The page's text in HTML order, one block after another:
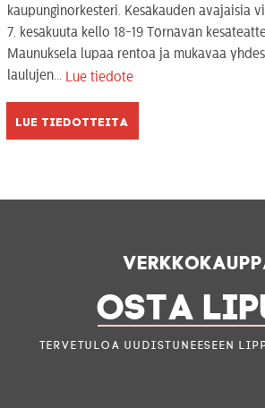
kaupunginorkesteri. Kesäkauden avajaisia
7. kesäkuuta kello 18-19 Törnävän
Maunuksela lupaa rentoa ja mukavaa
laulujen...
Lue tiedote
Lue tiedotteita
OSTA
Tervetuloa uudistuneeseen